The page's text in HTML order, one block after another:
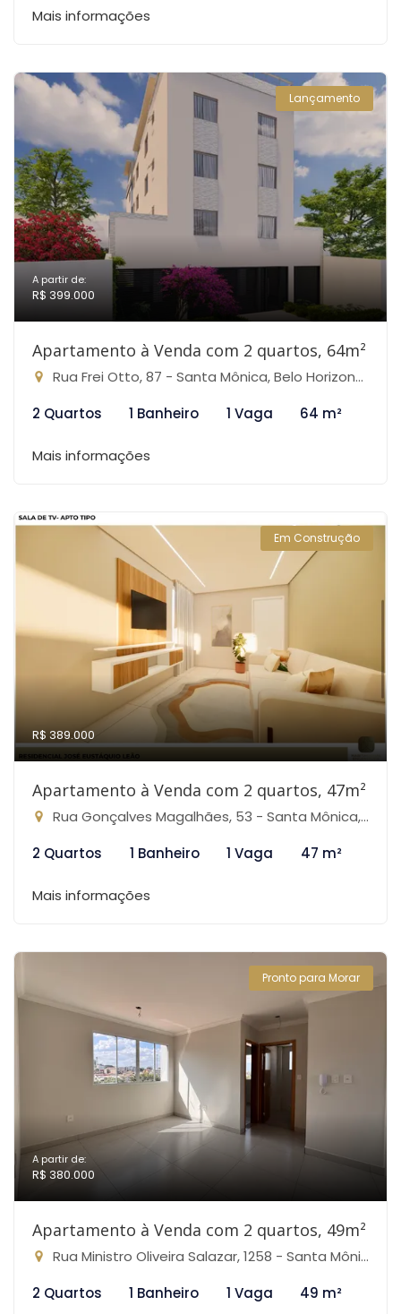
Mais informações
Lançamento
A partir de:
R$ 399.000
Apartamento à Venda com 2 quartos, 64m²
Rua Frei Otto, 87 - Santa Mônica, Belo Horizonte-MG
2 Quartos
1 Banheiro 1 Vaga 64 m²
Mais informações
Em Construção
R$ 389.000
Apartamento à Venda com 2 quartos, 47m²
Rua Gonçalves Magalhães, 53 - Santa Mônica, Belo Horizonte-MG
2 Quartos
1 Banheiro 1 Vaga 47 m²
Mais informações
Pronto para Morar
A partir de:
R$ 380.000
Apartamento à Venda com 2 quartos, 49m²
Rua Ministro Oliveira Salazar, 1258 - Santa Mônica, Belo Horizonte-MG
2 Quartos
1 Banheiro 1 Vaga 49 m²